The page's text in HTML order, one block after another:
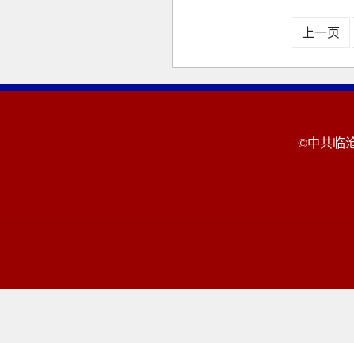
上一页
©中共临